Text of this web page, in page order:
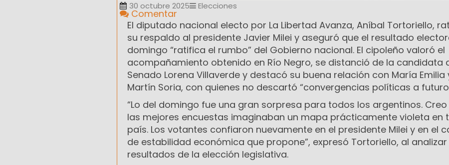
30 octubre 2025 Elecciones
Comentar
El diputado nacional electo por La Libertad Avanza, Aníbal Tortoriello,
su respaldo al presidente Javier Milei y aseguró que el resultado
domingo “ratifica el rumbo” del Gobierno nacional. El cipoleño valoró el
acompañamiento obtenido en Río Negro, se distanció de la candidata
Senado Lorena Villaverde y destacó su buena relación con María Emilia
Martín Soria, con quienes no descartó “convergencias políticas a
“Lo del domingo fue una gran sorpresa para todos los argentinos. Creo
las mejores encuestas imaginaban un mapa prácticamente violeta en
país. Los votantes confiaron nuevamente en el presidente Milei y en el
de estabilidad económica que propone”, expresó Tortoriello, al analizar
resultados de la elección legislativa.